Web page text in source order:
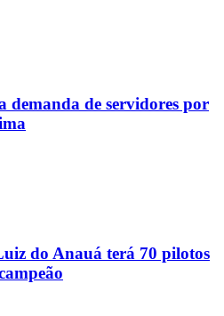
demanda de servidores por
do Anauá terá 70 pilotos